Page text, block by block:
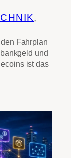
Fahrplan
und
ist das